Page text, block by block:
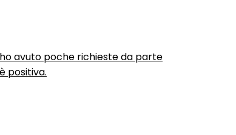
avuto poche richieste da parte
positiva.